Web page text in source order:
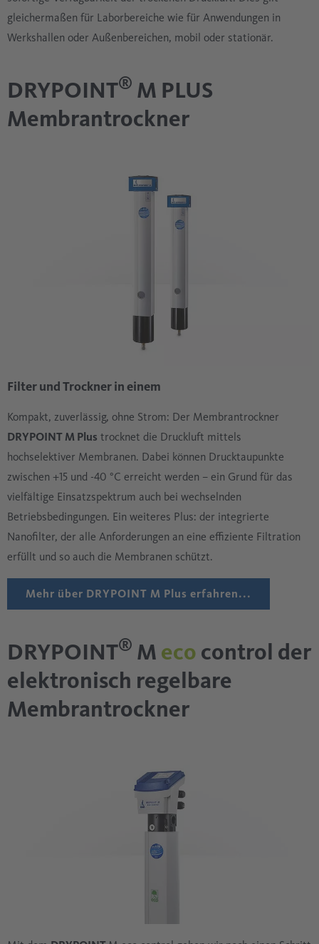
gleichermaßen für Laborbereiche wie für Anwendungen in
Werkshallen oder Außenbereichen, mobil oder stationär.
DRYPOINT® M PLUS
Membrantrockner
Filter und Trockner in einem
Kompakt, zuverlässig, ohne Strom: Der Membrantrockner
DRYPOINT M Plus trocknet die Druckluft mittels
hochselektiver Membranen. Dabei können Drucktaupunkte
zwischen +15 und -40 °C erreicht werden – ein Grund für das
vielfältige Einsatzspektrum auch bei wechselnden
Betriebsbedingungen. Ein weiteres Plus: der integrierte
Nanofilter, der alle Anforderungen an eine effiziente Filtration
erfüllt und so auch die Membranen schützt.
Mehr über DRYPOINT M Plus erfahren...
DRYPOINT® M eco control der
elektronisch regelbare
Membrantrockner